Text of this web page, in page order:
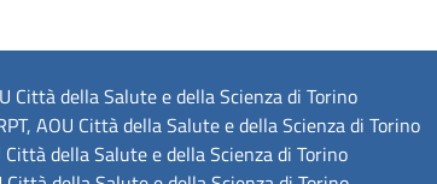
Città della Salute e della Scienza di Torino
AOU Città della Salute e della Scienza di Torino
della Salute e della Scienza di Torino